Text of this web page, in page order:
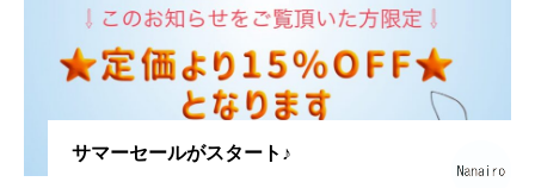
サマーセールがスタート♪